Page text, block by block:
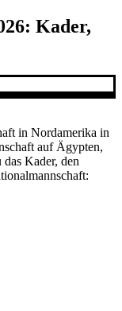
Kader,
in Nordamerika in
auf Ägypten,
Kader, den